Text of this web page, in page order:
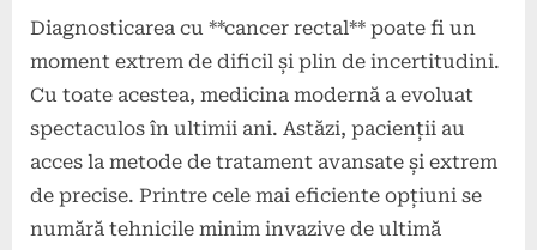
Diagnosticarea cu **cancer rectal** poate fi un
moment extrem de dificil și plin de incertitudini.
Cu toate acestea, medicina modernă a evoluat
spectaculos în ultimii ani. Astăzi, pacienții au
acces la metode de tratament avansate și extrem
de precise. Printre cele mai eficiente opțiuni se
numără tehnicile minim invazive de ultimă